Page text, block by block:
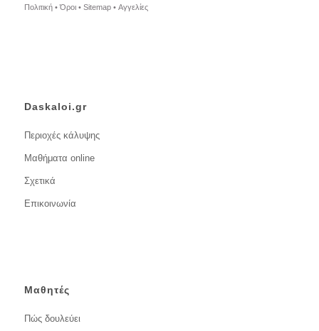
Πολιτική •Όροι • Sitemap • Αγγελίες
Daskaloi.gr
Περιοχές κάλυψης
Μαθήματα online
Σχετικά
Επικοινωνία
Μαθητές
Πώς δουλεύει